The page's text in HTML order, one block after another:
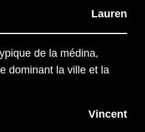
Lauren
de la médina,
dominant la ville et la
Vincent